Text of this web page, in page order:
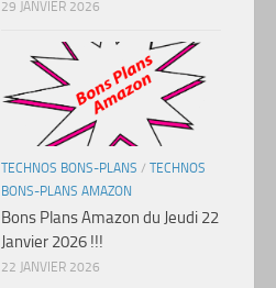
29 JANVIER 2026
TECHNOS BONS-PLANS / TECHNOS
BONS-PLANS AMAZON
Bons Plans Amazon du Jeudi 22
Janvier 2026 !!!
22 JANVIER 2026